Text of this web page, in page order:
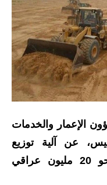
المالية
السياسية
الامنية
الاقتصادية
الرياضية
الإعمار والخدمات
عن آلية توزيع
الأراضي السكنية، متوقعاً أن نحو 20 مليون عراقي